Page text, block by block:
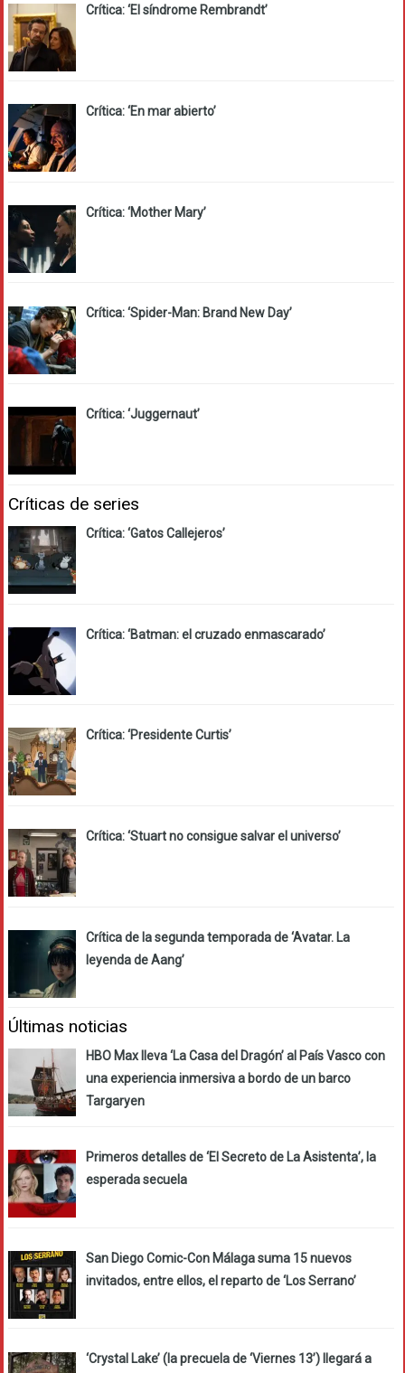
Crítica: ‘El síndrome Rembrandt’
Crítica: ‘En mar abierto’
Crítica: ‘Mother Mary’
Crítica: ‘Spider-Man: Brand New Day’
Crítica: ‘Juggernaut’
Críticas de series
Crítica: ‘Gatos Callejeros’
Crítica: ‘Batman: el cruzado enmascarado’
Crítica: ‘Presidente Curtis’
Crítica: ‘Stuart no consigue salvar el universo’
Crítica de la segunda temporada de ‘Avatar. La
leyenda de Aang’
Últimas noticias
HBO Max lleva ‘La Casa del Dragón’ al País Vasco con
una experiencia inmersiva a bordo de un barco
Targaryen
Primeros detalles de ‘El Secreto de La Asistenta’, la
esperada secuela
San Diego Comic-Con Málaga suma 15 nuevos
invitados, entre ellos, el reparto de ‘Los Serrano’
‘Crystal Lake’ (la precuela de ‘Viernes 13’) llegará a